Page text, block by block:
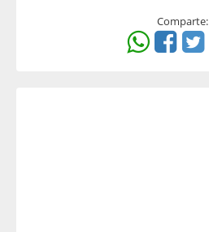
Comparte: